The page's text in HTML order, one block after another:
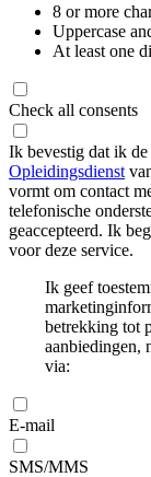
8 or more
Uppercase
At least one
Check all consents
Ik bevestig dat ik
Opleidingsdienst
vormt om contact
telefonische
geaccepteerd. Ik
voor deze service.
Ik geef
betrekking tot
aanbiedingen,
via:
E-mail
SMS/MMS